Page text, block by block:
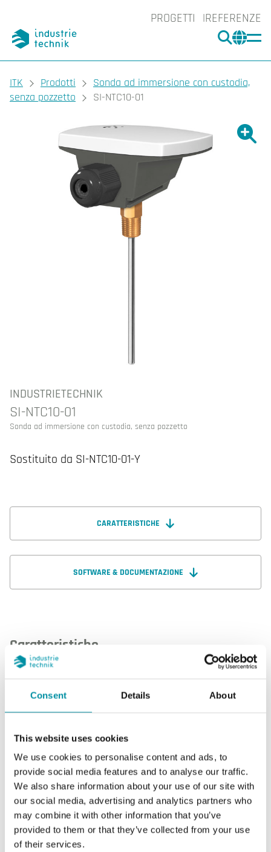
Consent Details About
This website uses cookies
We use cookies to personalise content and ads, to
provide social media features and to analyse our traffic.
We also share information about your use of our site with
our social media, advertising and analytics partners who
may combine it with other information that you’ve
provided to them or that they’ve collected from your use
of their services.
PROGETTI REFERENZE
CERCA
You are here:
ITK Prodotti
Sonda ad immersione con custodia,
senza pozzetto
SI-NTC10-01
INDUSTRIETECHNIK
SI-NTC10-01
Sonda ad immersione con custodia, senza pozzetto
Sostituito da SI-NTC10-01-Y
CARATTERISTICHE
SOFTWARE & DOCUMENTAZIONE
Caratteristiche
Caratteristiche di SI-NTC10-01
sensibile
Resistenza
nominale
10 kΩ/25°C
Scala di
temperatura
-20...+120 °C